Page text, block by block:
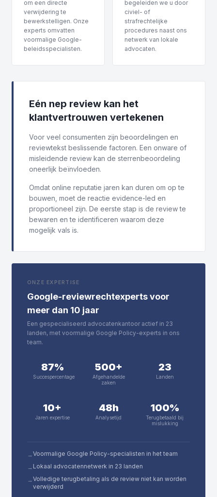
om een directe
verwijdering te
bewerkstelligen. Onze
experts omvatten
voormalige Google-
beleidsspecialisten.
begeleiden we u door
civiel- of
strafrechtelijke
procedures naast ons
netwerk van lokale
advocaten.
Eén nep review kan het
klantvertrouwen vertekenen
Voor veel consumenten zijn beoordelingen en
reviewtekst beslissende factoren. Een onware of
misleidende review kan de sterrenbeoordeling
oneerlijk beïnvloeden.
Omdat online reputatie jaren kan duren om op te
bouwen, moet de reactie evidence-led en
proportioneel zijn. De eerste stap is de review te
bewaren en te identificeren waarom deze
mogelijk vals is.
ONZE EXPERTISE
Google-reviewrechtexperts voor
meer dan 10 jaar
Een gespecialiseerd advocatenkantoor actief in 23
landen, met voormalige Google Policy-experts in ons
team.
87%
Succespercentage
500+
Afgehandelde
zaken
23
Landen
10+
Jaren expertise
48h
Analysetijd
100%
Terugbetaald bij
mislukking
→Voormalige Google Policy-specialisten in het team
→ Lokaal advocatennetwerk in 23 landen
→Volledige terugbetaling als de review niet kan worden
verwijderd